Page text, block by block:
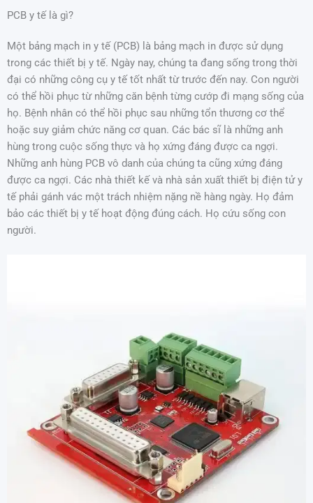
nội
dung
PCB y tế là gì?
Một bảng mạch in y tế (PCB) là bảng mạch in được sử dụng
trong các thiết bị y tế. Ngày nay, chúng ta đang sống trong thời
đại có những công cụ y tế tốt nhất từ trước đến nay. Con người
có thể hồi phục từ những căn bệnh từng cướp đi mạng sống của
họ. Bệnh nhân có thể hồi phục sau những tổn thương cơ thể
hoặc suy giảm chức năng cơ quan. Các bác sĩ là những anh
hùng trong cuộc sống thực và họ xứng đáng được ca ngợi.
Những anh hùng PCB vô danh của chúng ta cũng xứng đáng
được ca ngợi. Các nhà thiết kế và nhà sản xuất thiết bị điện tử y
tế phải gánh vác một trách nhiệm nặng nề hàng ngày. Họ đảm
bảo các thiết bị y tế hoạt động đúng cách. Họ cứu sống con
người.